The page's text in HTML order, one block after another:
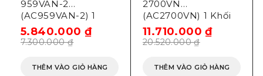
Phòng?
Hiện tại Bồn cầu INAX AC-989VN đang được
trưng bày và phân phối chính hãng bởi Thiết bị vệ
sinh Phúc Đăng, địa chỉ Số 28 Hồ Sen, Lê Chân, Hải
959VAN-2
(AC959VAN-2) 1
Khối Aqua Ceramic
Nắp Mỏng
7.300.000₫
5.840.000₫
THÊM VÀO GIỎ HÀNG
2700VN
(AC2700VN) 1 Khối
Aqua Ceramic
20.520.000₫
11.710.000₫
THÊM VÀO GIỎ HÀNG